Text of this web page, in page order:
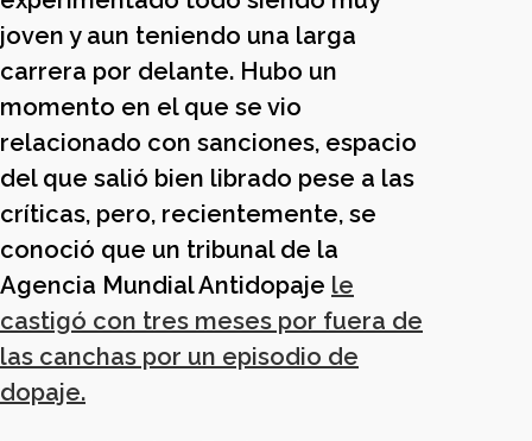
joven y aun teniendo una larga
carrera por delante. Hubo un
momento en el que se vio
relacionado con sanciones, espacio
del que salió bien librado pese a las
críticas, pero, recientemente, se
conoció que un tribunal de la
Agencia Mundial Antidopaje le
castigó con tres meses por fuera de
las canchas por un episodio de
dopaje.